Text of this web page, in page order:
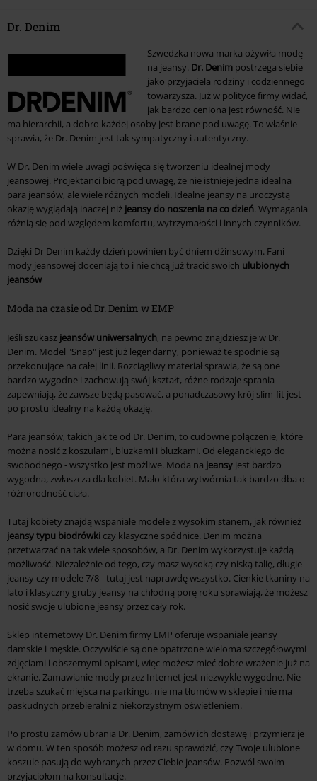
Dr. Denim
Szwedzka nowa marka ożywiła modę
na jeansy. Dr. Denim postrzega siebie
jako przyjaciela rodziny i codziennego
towarzysza. Już w polityce firmy widać,
jak bardzo ceniona jest równość. Nie
ma hierarchii, a dobro każdej osoby jest brane pod uwagę. To właśnie
sprawia, że Dr. Denim jest tak sympatyczny i autentyczny.
W Dr. Denim wiele uwagi poświęca się tworzeniu idealnej mody
jeansowej. Projektanci biorą pod uwagę, że nie istnieje jedna idealna
para jeansów, ale wiele różnych modeli. Idealne jeansy na uroczystą
okazję wyglądają inaczej niż jeansy do noszenia na co dzień. Wymagania
różnią się pod względem komfortu, wytrzymałości i innych czynników.
Dzięki Dr Denim każdy dzień powinien być dniem dżinsowym. Fani
mody jeansowej doceniają to i nie chcą już tracić swoich ulubionych
jeansów
Moda na czasie od Dr. Denim w EMP
Jeśli szukasz jeansów uniwersalnych, na pewno znajdziesz je w Dr.
Denim. Model "Snap" jest już legendarny, ponieważ te spodnie są
przekonujące na całej linii. Rozciągliwy materiał sprawia, że są one
bardzo wygodne i zachowują swój kształt, różne rodzaje sprania
zapewniają, że zawsze będą pasować, a ponadczasowy krój slim-fit jest
po prostu idealny na każdą okazję.
Para jeansów, takich jak te od Dr. Denim, to cudowne połączenie, które
można nosić z koszulami, bluzkami i bluzkami. Od eleganckiego do
swobodnego - wszystko jest możliwe. Moda na jeansy jest bardzo
wygodna, zwłaszcza dla kobiet. Mało która wytwórnia tak bardzo dba o
różnorodność ciała.
Tutaj kobiety znajdą wspaniałe modele z wysokim stanem, jak również
jeansy typu biodrówki czy klasyczne spódnice. Denim można
przetwarzać na tak wiele sposobów, a Dr. Denim wykorzystuje każdą
możliwość. Niezależnie od tego, czy masz wysoką czy niską talię, długie
jeansy czy modele 7/8 - tutaj jest naprawdę wszystko. Cienkie tkaniny na
lato i klasyczny gruby jeansy na chłodną porę roku sprawiają, że możesz
nosić swoje ulubione jeansy przez cały rok.
Sklep internetowy Dr. Denim firmy EMP oferuje wspaniałe jeansy
damskie i męskie. Oczywiście są one opatrzone wieloma szczegółowymi
zdjęciami i obszernymi opisami, więc możesz mieć dobre wrażenie już na
ekranie. Zamawianie mody przez Internet jest niezwykle wygodne. Nie
trzeba szukać miejsca na parkingu, nie ma tłumów w sklepie i nie ma
paskudnych przebieralni z niekorzystnym oświetleniem.
Po prostu zamów ubrania Dr. Denim, zamów ich dostawę i przymierz je
w domu. W ten sposób możesz od razu sprawdzić, czy Twoje ulubione
koszule pasują do wybranych przez Ciebie jeansów. Pozwól swoim
przyjaciołom na konsultacje.